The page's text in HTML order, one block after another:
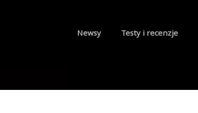
Newsy Testy i recenzje